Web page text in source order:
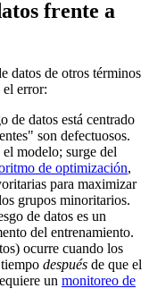
frente a
datos de otros términos
el error:
de datos está centrado
son defectuosos.
modelo; surge del
de optimización,
para maximizar
grupos minoritarios.
de datos es un
del entrenamiento.
ocurre cuando los
después de que el
un monitoreo de